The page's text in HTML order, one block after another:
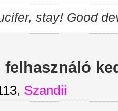
stay! Good
felhasználó
, Szandii